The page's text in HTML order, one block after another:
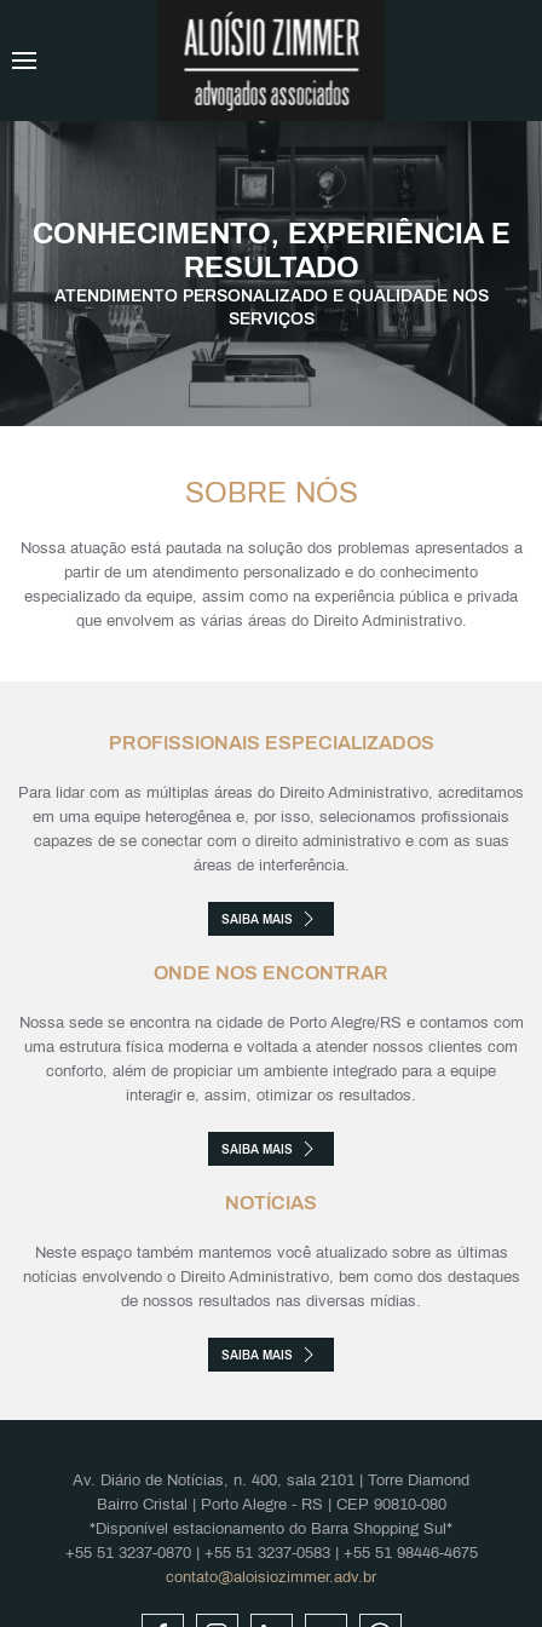
CONHECIMENTO, EXPERIÊNCIA E
RESULTADO
ATENDIMENTO PERSONALIZADO E QUALIDADE NOS
SERVIÇOS
CONHECIMENTO, EXPERIÊNCIA E
RESULTADO
ATENDIMENTO PERSONALIZADO E QUALIDADE NOS
SERVIÇOS
SOBRE NÓS
Nossa atuação está pautada na solução dos problemas apresentados a
partir de um atendimento personalizado e do conhecimento
especializado da equipe, assim como na experiência pública e privada
que envolvem as várias áreas do Direito Administrativo.
PROFISSIONAIS ESPECIALIZADOS
Para lidar com as múltiplas áreas do Direito Administrativo, acreditamos
em uma equipe heterogênea e, por isso, selecionamos profissionais
capazes de se conectar com o direito administrativo e com as suas
áreas de interferência.
SAIBA MAIS
ONDE NOS ENCONTRAR
Nossa sede se encontra na cidade de Porto Alegre/RS e contamos com
uma estrutura física moderna e voltada a atender nossos clientes com
conforto, além de propiciar um ambiente integrado para a equipe
interagir e, assim, otimizar os resultados.
SAIBA MAIS
NOTÍCIAS
Neste espaço também mantemos você atualizado sobre as últimas
notícias envolvendo o Direito Administrativo, bem como dos destaques
de nossos resultados nas diversas mídias.
SAIBA MAIS
Av. Diário de Notícias, n. 400, sala 2101 | Torre Diamond
Bairro Cristal | Porto Alegre - RS | CEP 90810-080
*Disponível estacionamento do Barra Shopping Sul*
+55 51 3237-0870 | +55 51 3237-0583 | +55 51 98446-4675
contato@aloisiozimmer.adv.br